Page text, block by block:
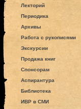
Лекторий
Периодика
Архивы
Работа с рукописями
Экскурсии
Продажа книг
Спонсорам
Аспирантура
Библиотека
ИВР в СМИ